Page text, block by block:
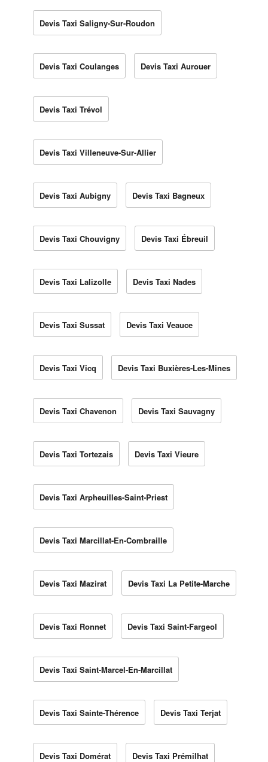
Devis Taxi Saligny-Sur-Roudon
Devis Taxi Coulanges Devis Taxi Aurouer
Devis Taxi Trévol
Devis Taxi Villeneuve-Sur-Allier
Devis Taxi Aubigny Devis Taxi Bagneux
Devis Taxi Chouvigny Devis Taxi Ébreuil
Devis Taxi Lalizolle Devis Taxi Nades
Devis Taxi Sussat Devis Taxi Veauce
Devis Taxi Vicq Devis Taxi Buxières-Les-Mines
Devis Taxi Chavenon Devis Taxi Sauvagny
Devis Taxi Tortezais Devis Taxi Vieure
Devis Taxi Arpheuilles-Saint-Priest
Devis Taxi Marcillat-En-Combraille
Devis Taxi Mazirat Devis Taxi La Petite-Marche
Devis Taxi Ronnet Devis Taxi Saint-Fargeol
Devis Taxi Saint-Marcel-En-Marcillat
Devis Taxi Sainte-Thérence Devis Taxi Terjat
Devis Taxi Domérat Devis Taxi Prémilhat